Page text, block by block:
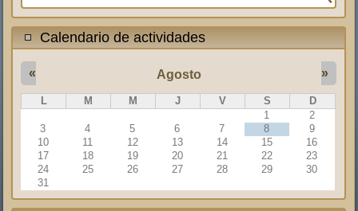
Calendario de actividades
Agosto
« »
L M M J V S
D
1
2
3
4 5 6 7 8
9
10
11 12 13 14 15
16
17
18 19 20 21 22
23
24
25 26 27 28 29
30
31